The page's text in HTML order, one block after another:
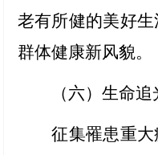
老有所健的美好
群体健康新风貌。
（六）生命
征集罹患重